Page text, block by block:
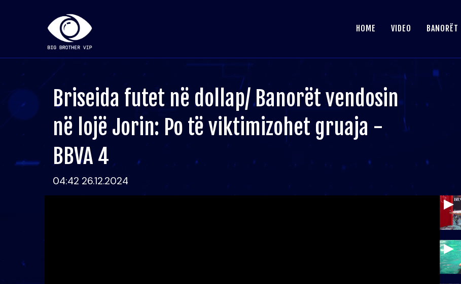
HOME VIDEO BANORËT
Briseida futet në dollap/ Banorët vendosin
në lojë Jorin: Po të viktimizohet gruaja -
BBVA 4
04:42 26.12.2024